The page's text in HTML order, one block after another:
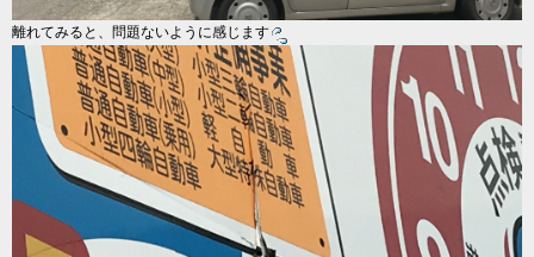
離れてみると、問題ないように感じます